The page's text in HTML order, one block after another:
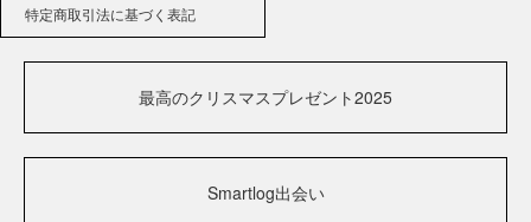
特定商取引法に基づく表記
最高のクリスマスプレゼント2025
Smartlog出会い